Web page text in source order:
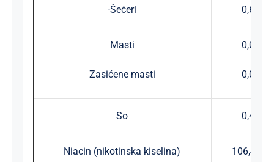
-Šećeri 0,6 g
Masti
Zasićene masti
0,0 g
0,0 g
So 0,4 g
Niacin (nikotinska kiselina) 106,4 mg